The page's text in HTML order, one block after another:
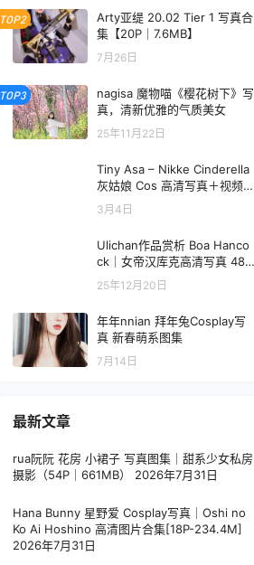
TOP2
Arty亚缇 20.02 Tier 1 写真合
集【20P｜7.6MB】
7月26日
TOP3
nagisa 魔物喵《樱花树下》写
真，清新优雅的气质美女
25年11月22日
Tiny Asa – Nikke Cinderella
灰姑娘 Cos 高清写真＋视频
（59P1V-2.91GB）
3月4日
Ulichan作品赏析 Boa Hanco
ck｜女帝汉库克高清写真 48P
（664MB）
25年12月20日
年年nnian 拜年兔Cosplay写
真 新春萌系图集
7月14日
最新文章
rua阮阮 花房 小裙子 写真图集｜甜系少女私房
摄影（54P｜661MB）
2026年7月31日
Hana Bunny 星野爱 Cosplay写真｜Oshi no
Ko Ai Hoshino 高清图片合集[18P-234.4M]
2026年7月31日